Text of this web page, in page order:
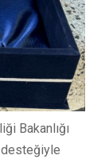
Bakanlığı
desteğiyle